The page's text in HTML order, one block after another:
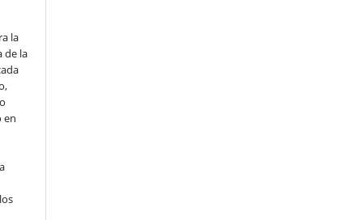
la
de la
en